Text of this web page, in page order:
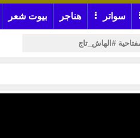
سواتر هناجر بيوت شعر